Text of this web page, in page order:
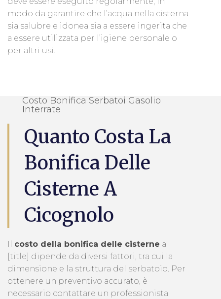
modo da garantire che l’acqua nella cisterna
sia salubre e idonea sia a essere ingerita che
a essere utilizzata per l’igiene personale o
per altri usi.
Costo Bonifica Serbatoi Gasolio
Interrate
Quanto Costa La
Bonifica Delle
Cisterne A
Cicognolo
costo della bonifica delle cisterne a
[title] dipende da diversi fattori, tra cui la
dimensione e la struttura del serbatoio. Per
ottenere un preventivo accurato, è
necessario contattare un professionista